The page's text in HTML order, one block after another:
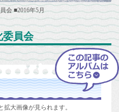
員会■2016年5月
委員会
大画像が見られます。